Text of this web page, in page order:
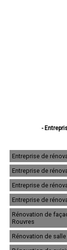
-
-
- Entreprise de
-
-
- Entreprise de
-
- Entreprise
- Entreprise de
- Entreprise de
-
Entreprise de
Entreprise de
Entreprise de
Entreprise de
Rénovation de
Rouvres
Rénovation de